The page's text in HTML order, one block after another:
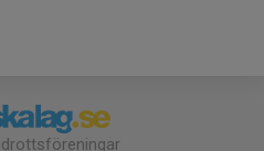
idrottsföreningar